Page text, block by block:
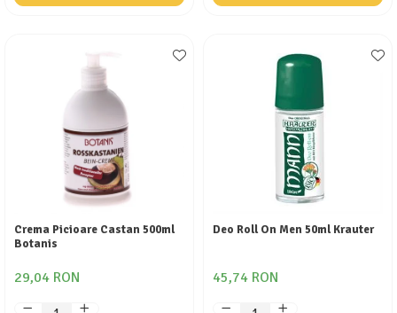
Crema Picioare Castan 500ml
Botanis
29,04 RON
Deo Roll On Men 50ml Krauter
45,74 RON